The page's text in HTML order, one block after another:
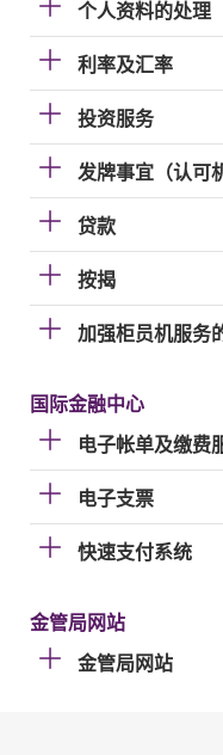
个人资料的处理
利率及汇率
投资服务
发牌事宜（认可
贷款
按揭
加强柜员机服务
国际金融中心
电子帐单及缴费
电子支票
快速支付系统
金管局网站
金管局网站